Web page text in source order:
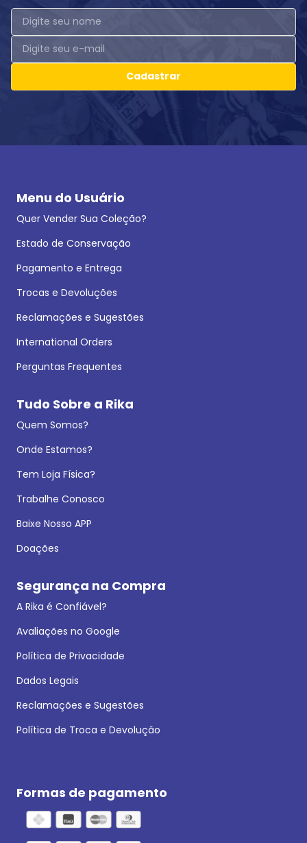
Cadastrar
Menu do Usuário
Quer Vender Sua Coleção?
Estado de Conservação
Pagamento e Entrega
Trocas e Devoluções
Reclamações e Sugestões
International Orders
Perguntas Frequentes
Tudo Sobre a Rika
Quem Somos?
Onde Estamos?
Tem Loja Física?
Trabalhe Conosco
Baixe Nosso APP
Doações
Segurança na Compra
A Rika é Confiável?
Avaliações no Google
Política de Privacidade
Dados Legais
Reclamações e Sugestões
Política de Troca e Devolução
Formas de pagamento